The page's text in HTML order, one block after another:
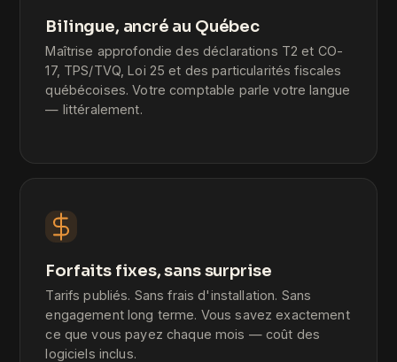
Bilingue, ancré au Québec
Maîtrise approfondie des déclarations T2 et CO-
17, TPS/TVQ, Loi 25 et des particularités fiscales
québécoises. Votre comptable parle votre langue
— littéralement.
Forfaits fixes, sans surprise
Tarifs publiés. Sans frais d'installation. Sans
engagement long terme. Vous savez exactement
ce que vous payez chaque mois — coût des
logiciels inclus.